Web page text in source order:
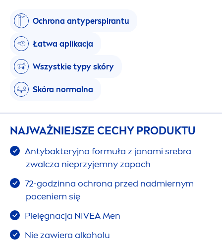
Ochrona antyperspirantu
Łatwa aplikacja
Wszystkie typy skóry
Skóra normalna
NAJWAŻNIEJSZE CECHY PRODUKTU
Antybakteryjna formuła z jonami srebra
zwalcza nieprzyjemny zapach
72-godzinna ochrona przed nadmiernym
poceniem się
Pielęgnacja NIVEAMen
Nie zawiera alkoholu